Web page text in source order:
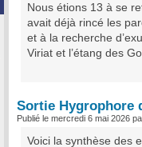
Nous étions 13 à se
avait déjà rincé les
et à la recherche
Viriat et l’étang des
Sortie Hygrophore
Publié le mercredi 6 mai 2026
Voici la synthèse des